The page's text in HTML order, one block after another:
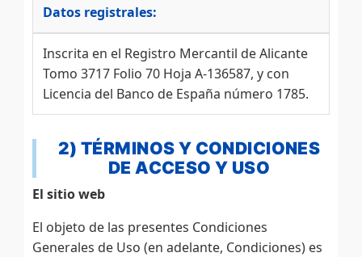
Datos registrales:
Inscrita en el Registro Mercantil de Alicante
Tomo 3717 Folio 70 Hoja A-136587, y con
Licencia del Banco de España número 1785.
2) TÉRMINOS Y CONDICIONES
DE ACCESO Y USO
El sitio web
El objeto de las presentes Condiciones
Generales de Uso (en adelante, Condiciones) es